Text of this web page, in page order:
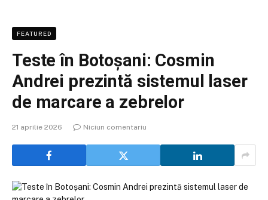
FEATURED
Teste în Botoșani: Cosmin
Andrei prezintă sistemul laser
de marcare a zebrelor
21 aprilie 2026 Niciun comentariu